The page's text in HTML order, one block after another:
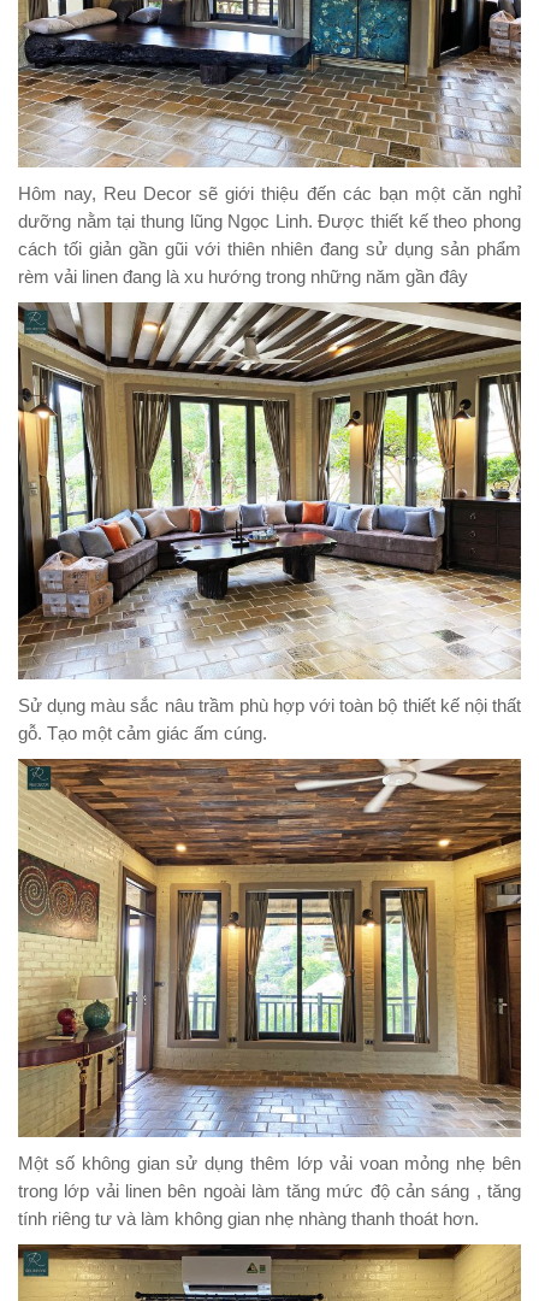
Hôm nay, Reu Decor sẽ giới thiệu đến các bạn một căn nghỉ
dưỡng nằm tại thung lũng Ngọc Linh. Được thiết kế theo phong
cách tối giản gần gũi với thiên nhiên đang sử dụng sản phẩm
rèm vải linen đang là xu hướng trong những năm gần đây
Sử dụng màu sắc nâu trầm phù hợp với toàn bộ thiết kế nội thất
gỗ. Tạo một cảm giác ấm cúng.
Một số không gian sử dụng thêm lớp vải voan mỏng nhẹ bên
trong lớp vải linen bên ngoài làm tăng mức độ cản sáng , tăng
tính riêng tư và làm không gian nhẹ nhàng thanh thoát hơn.